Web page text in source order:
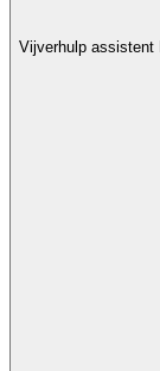
Vijverhulp assistent